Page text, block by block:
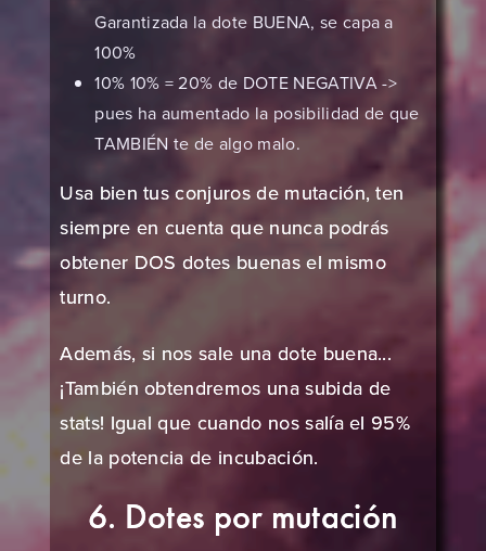
Garantizada la dote BUENA, se capa a
100%
10% 10% = 20% de DOTE NEGATIVA ->
pues ha aumentado la posibilidad de que
TAMBIÉN te de algo malo.
Usa bien tus conjuros de mutación, ten
siempre en cuenta que nunca podrás
obtener DOS dotes buenas el mismo
turno.
Además, si nos sale una dote buena...
¡También obtendremos una subida de
stats! Igual que cuando nos salía el 95%
de la potencia de incubación.
6. Dotes por mutación